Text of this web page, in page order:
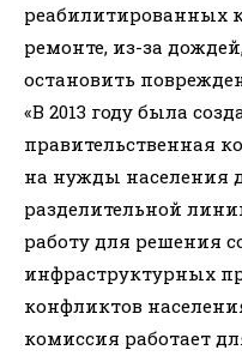
реабилитированных
ремонте, из-за
остановить
«В 2013 году была
правительственная
на нужды населения
разделительной
работу для решения
инфраструктурных
конфликтов
комиссия работает